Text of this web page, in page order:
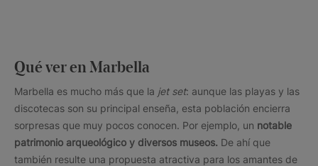
Qué ver en Marbella
Marbella es mucho más que la jet set: aunque las playas y las
discotecas son su principal enseña, esta población encierra
sorpresas que muy pocos conocen. Por ejemplo, un notable
patrimonio arqueológico y diversos museos. De ahí que
también resulte una propuesta atractiva para los amantes de